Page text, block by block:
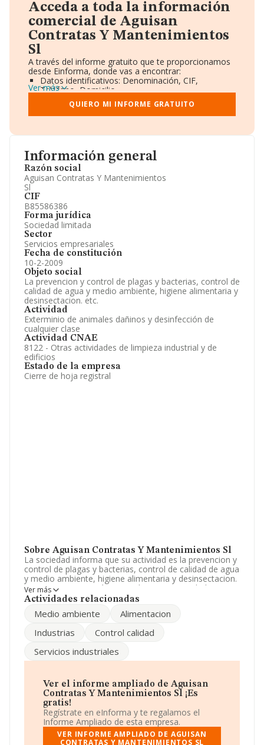
Información general
Razón social
Aguisan Contratas Y Mantenimientos
Sl
CIF
B85586386
Forma jurídica
Sociedad limitada
Sector
Servicios empresariales
Fecha de constitución
10-2-2009
Objeto social
La prevencion y control de plagas y bacterias, control de
calidad de agua y medio ambiente, higiene alimentaria y
desinsectacion. etc.
Actividad
Exterminio de animales dañinos y desinfección de
cualquier clase
Actividad CNAE
8122 - Otras actividades de limpieza industrial y de
edificios
Estado de la empresa
Cierre de hoja registral
Sobre Aguisan Contratas Y Mantenimientos Sl
La sociedad informa que su actividad es la prevencion y
control de plagas y bacterias, control de calidad de agua
y medio ambiente, higiene alimentaria y desinsectacion.
etc. La empresa está registrada como Sociedad
Limitada. Su CNAE corresponde a 8122 con código
La compañía no tiene actividad en mercados exteriores.
La sociedadAguisan Contratas y Mantenimientos
núm. 27 Loc Bj, (28047), en el municipio de Madrid,
Madrid.
En relación con el sector y disponiendo de los datos de
hasta 2.877 empresas, a nivel nacional la facturación
asciende a 2.488 millones de euros y se calcula un
promedio de facturación de 864 mil euros entre todas
las compañías. En relación con la información de la
provincia de Madrid, en la base de datos INFORMA
constan 541 empresas, cuyas ventas han alcanzado los
Ver más
Actividades relacionadas
Medio ambiente
Alimentacion
Industrias
Control calidad
Servicios industriales
Ver el informe ampliado de Aguisan
Contratas Y Mantenimientos Sl ¡Es
gratis!
Regístrate en eInforma y te regalamos el
Informe Ampliado de esta empresa.
VER INFORME AMPLIADO DE AGUISAN
CONTRATAS Y MANTENIMIENTOS SL
Acceda a toda la información
comercial de Aguisan
Contratas Y Mantenimientos
Sl
A través del informe gratuito que te proporcionamos
desde Einforma, donde vas a encontrar:
Datos identificativos: Denominación, CIF,
Teléfono, Domicilio.
Informe Mercantil Completo (BORME).
Gráficos de Evolución Ventas y Empleados.
Consejo de Administración y Administradores.
Accionistas.
Artículos de prensa publicados sobre la empresa.
Información oficial y registral complementaria.
Ver más
QUIERO MI INFORME GRATUITO